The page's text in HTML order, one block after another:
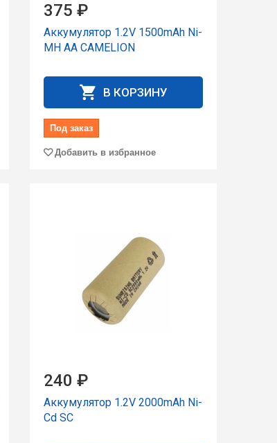
375 ₽
Аккумулятор 1.2V 1500mAh Ni-
MH AA CAMELION
В КОРЗИНУ
Под заказ
Добавить в избранное
240 ₽
Аккумулятор 1.2V 2000mAh Ni-
Cd SC